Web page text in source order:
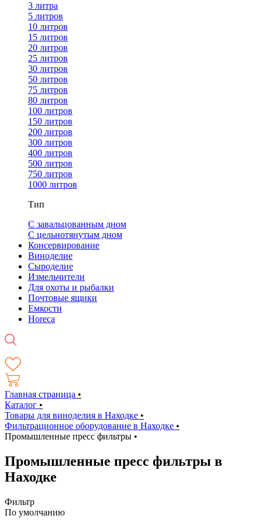
3 литра
5 литров
10 литров
15 литров
20 литров
25 литров
30 литров
50 литров
75 литров
80 литров
100 литров
150 литров
200 литров
300 литров
400 литров
500 литров
750 литров
1000 литров
Тип
С завальцованным дном
С цельнотянутым дном
Консервирование
Виноделие
Сыроделие
Измельчители
Для охоты и рыбалки
Почтовые ящики
Емкости
Horeca
Главная страница •
Каталог •
Товары для виноделия в Находке •
Фильтрационное оборудование в Находке •
Промышленные пресс фильтры •
Промышленные пресс фильтры в
Находке
Фильтр
По умолчанию